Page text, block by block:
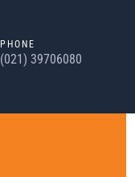
PHONE
(021) 39706080